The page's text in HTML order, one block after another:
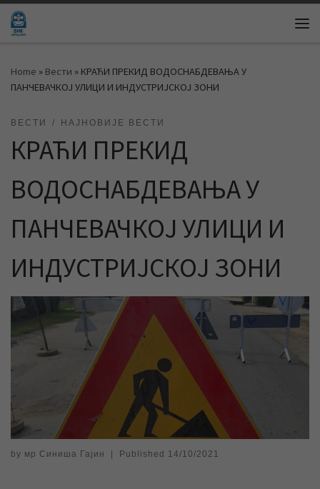
Skip to content
Home » Вести » КРАЋИ ПРЕКИД ВОДОСНАБДЕВАЊА У
ПАНЧЕВАЧКОЈ УЛИЦИ И ИНДУСТРИЈСКОЈ ЗОНИ
ВЕСТИ НАЈНОВИЈЕ ВЕСТИ
КРАЋИ ПРЕКИД
ВОДОСНАБДЕВАЊА У
ПАНЧЕВАЧКОЈ УЛИЦИ И
ИНДУСТРИЈСКОЈ ЗОНИ
by мр Синиша Гајин Published 14/10/2021